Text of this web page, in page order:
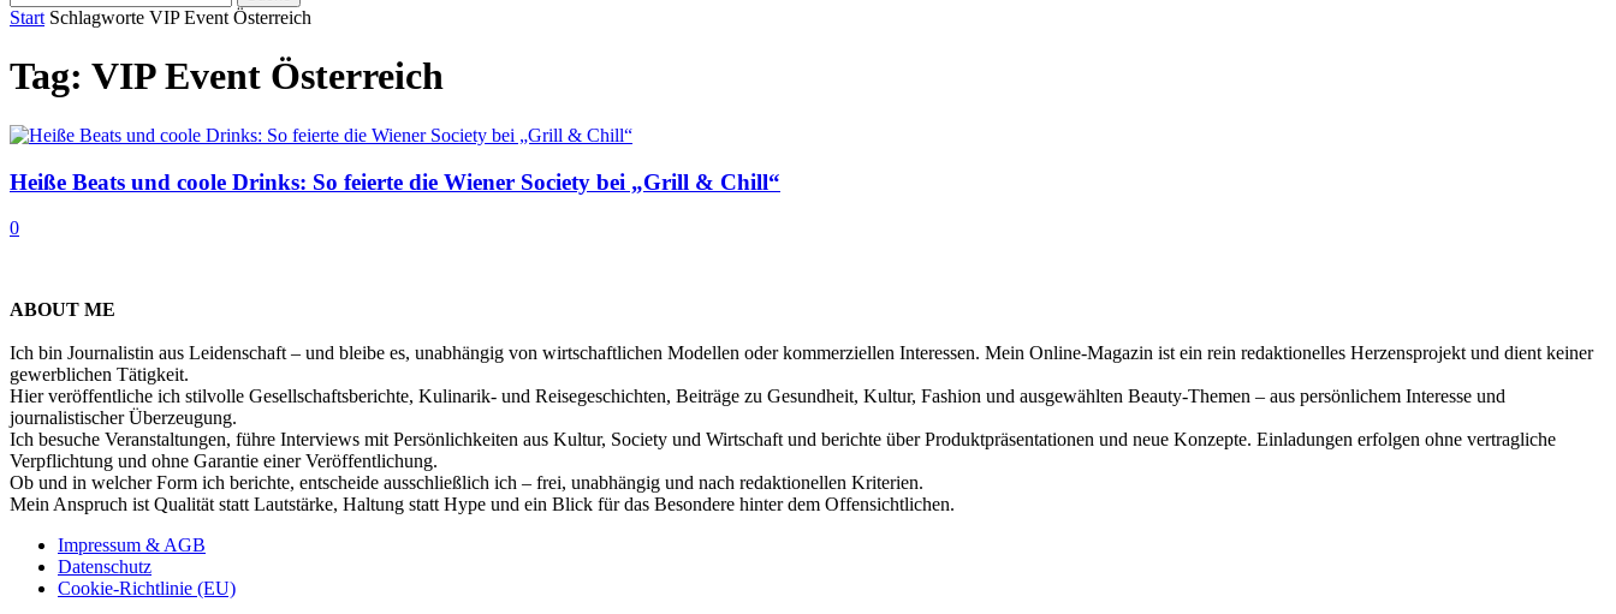
Start Schlagworte VIP Event Österreich
Tag: VIP Event Österreich
Heiße Beats und coole Drinks: So feierte die Wiener Society bei „Grill & Chill“
0
ABOUT ME
Ich bin Journalistin aus Leidenschaft – und bleibe es, unabhängig von wirtschaftlichen Modellen oder kommerziellen Interessen. Mein Online-Magazin ist ein rein redaktionelles Herzensprojekt und dient keiner
gewerblichen Tätigkeit.
Hier veröffentliche ich stilvolle Gesellschaftsberichte, Kulinarik- und Reisegeschichten, Beiträge zu Gesundheit, Kultur, Fashion und ausgewählten Beauty-Themen – aus persönlichem Interesse und
journalistischer Überzeugung.
Ich besuche Veranstaltungen, führe Interviews mit Persönlichkeiten aus Kultur, Society und Wirtschaft und berichte über Produktpräsentationen und neue Konzepte. Einladungen erfolgen ohne vertragliche
Verpflichtung und ohne Garantie einer Veröffentlichung.
Ob und in welcher Form ich berichte, entscheide ausschließlich ich – frei, unabhängig und nach redaktionellen Kriterien.
Mein Anspruch ist Qualität statt Lautstärke, Haltung statt Hype und ein Blick für das Besondere hinter dem Offensichtlichen.
Impressum & AGB
Datenschutz
Cookie-Richtlinie (EU)